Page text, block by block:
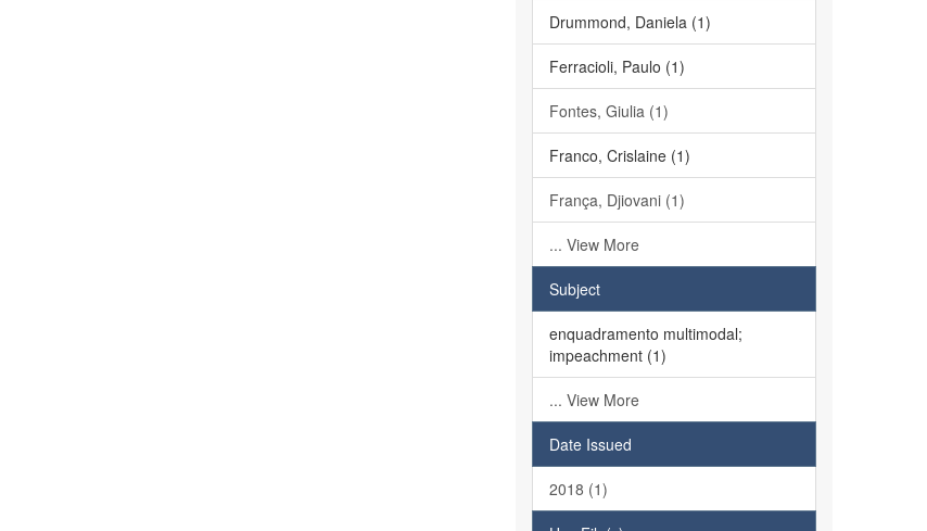
Drummond, Daniela (1)
Ferracioli, Paulo (1)
Fontes, Giulia (1)
Franco, Crislaine (1)
França, Djiovani (1)
... View More
Subject
enquadramento multimodal;
impeachment (1)
... View More
Date Issued
2018 (1)